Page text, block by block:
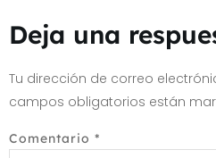
Deja una
Tu dirección de correo
campos obligatorios están
Comentario *